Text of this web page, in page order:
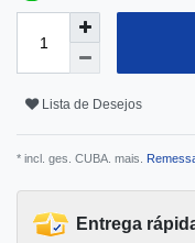
Lista de Desejos
* incl. ges. CUBA. mais.
Entrega